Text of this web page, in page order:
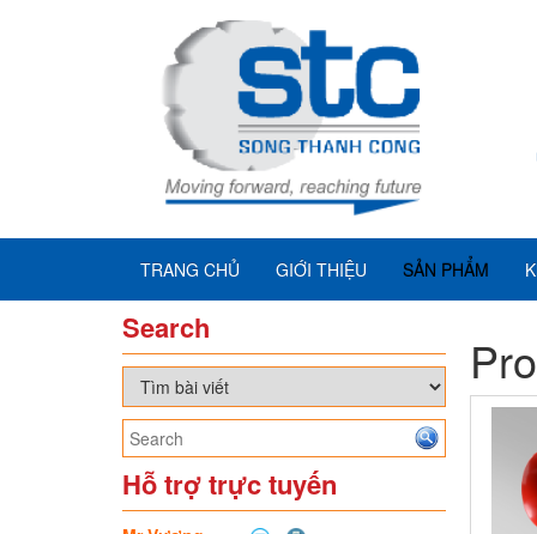
TRANG CHỦ GIỚI THIỆU SẢN PHẨM
Search
Hỗ trợ trực tuyến